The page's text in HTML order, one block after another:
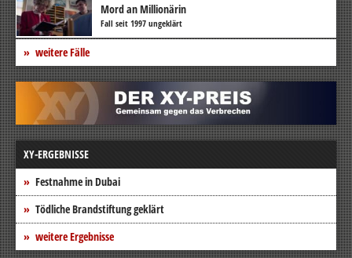
Mord an Millionärin
Fall seit 1997 ungeklärt
weitere Fälle
XY-ERGEBNISSE
Festnahme in Dubai
Tödliche Brandstiftung geklärt
weitere Ergebnisse